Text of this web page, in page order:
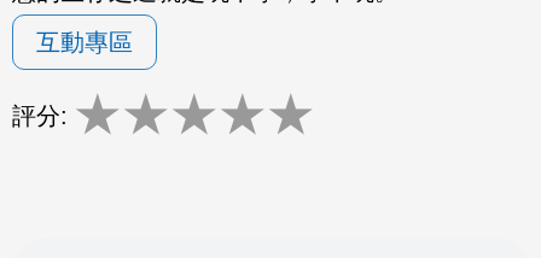
互動專區
評分: ★★★★★